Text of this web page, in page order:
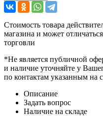
Стоимость товара
магазина и может
торговли
*Не является публичной
и наличие уточняйте у
по контактам указанным на
Описание
Задать вопрос
Наличие на складе